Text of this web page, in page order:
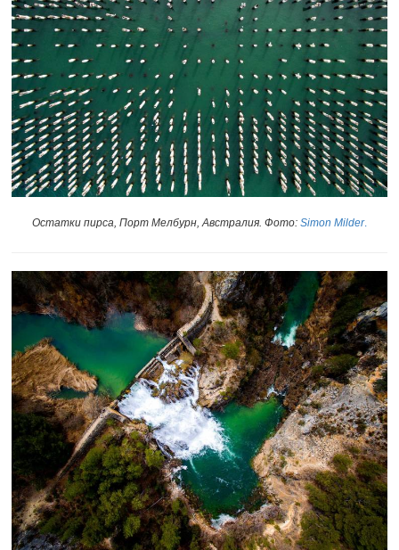
Остатки пирса, Порт Мелбурн, Австралия. Фото: Simon Milder.